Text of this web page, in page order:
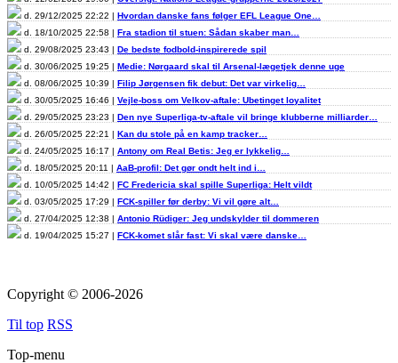
d. 29/12/2025 22:22 | Hvordan danske fans følger EFL League One…
d. 18/10/2025 22:58 | Fra stadion til stuen: Sådan skaber man…
d. 29/08/2025 23:43 | De bedste fodbold-inspirerede spil
d. 30/06/2025 19:25 | Medie: Nørgaard skal til Arsenal-lægetjek denne uge
d. 08/06/2025 10:39 | Filip Jørgensen fik debut: Det var virkelig…
d. 30/05/2025 16:46 | Vejle-boss om Velkov-aftale: Ubetinget loyalitet
d. 29/05/2025 23:23 | Den nye Superliga-tv-aftale vil bringe klubberne milliarder…
d. 26/05/2025 22:21 | Kan du stole på en kamp tracker…
d. 24/05/2025 16:17 | Antony om Real Betis: Jeg er lykkelig…
d. 18/05/2025 20:11 | AaB-profil: Det gør ondt helt ind i…
d. 10/05/2025 14:42 | FC Fredericia skal spille Superliga: Helt vildt
d. 03/05/2025 17:29 | FCK-spiller før derby: Vi vil gøre alt…
d. 27/04/2025 12:38 | Antonio Rüdiger: Jeg undskylder til dommeren
d. 19/04/2025 15:27 | FCK-komet slår fast: Vi skal være danske…
Copyright © 2006-2026
Til top RSS
Top-menu